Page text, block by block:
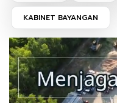
KABINET BAYANGAN